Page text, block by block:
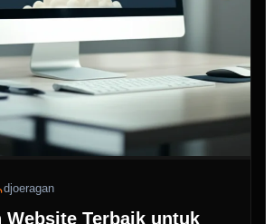
djoeragan
Website Terbaik untuk